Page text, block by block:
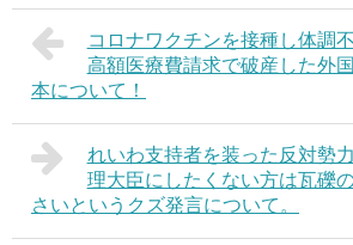
コロナワクチンを接種し体調
高額医療費請求で破産した外
本について！
れいわ支持者を装った反対勢
理大臣にしたくない方は瓦礫
さいというクズ発言について。